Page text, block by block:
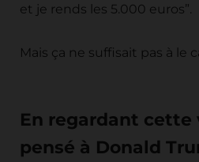
et je rends les 5.000 euros”.
Mais ça ne suffisait pas à le
En regardant cette
pensé à Donald